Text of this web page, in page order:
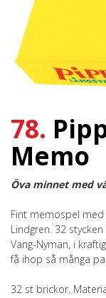
78.
Memo
Öva minnet med
Fint memospel med
Lindgren. 32
Vang-Nyman, i
få ihop så många
32 st brickor.